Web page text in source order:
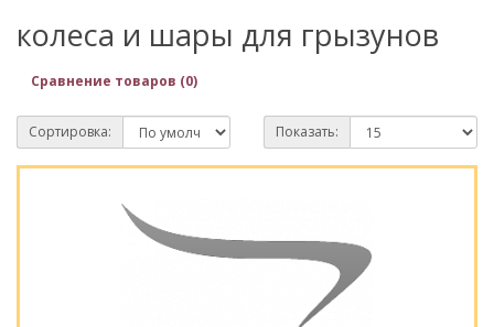
колеса и шары для грызунов
Сравнение товаров (0)
Сортировка: Показать: